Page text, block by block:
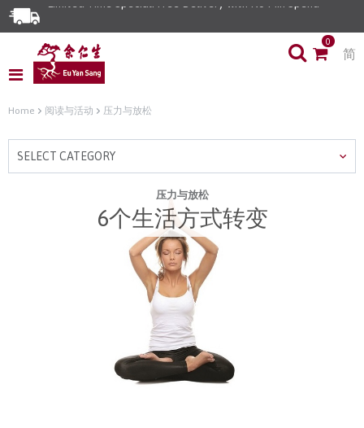
0
简
Home 阅读与活动 压力与放松
SELECT CATEGORY
压力与放松
6个生活方式转变